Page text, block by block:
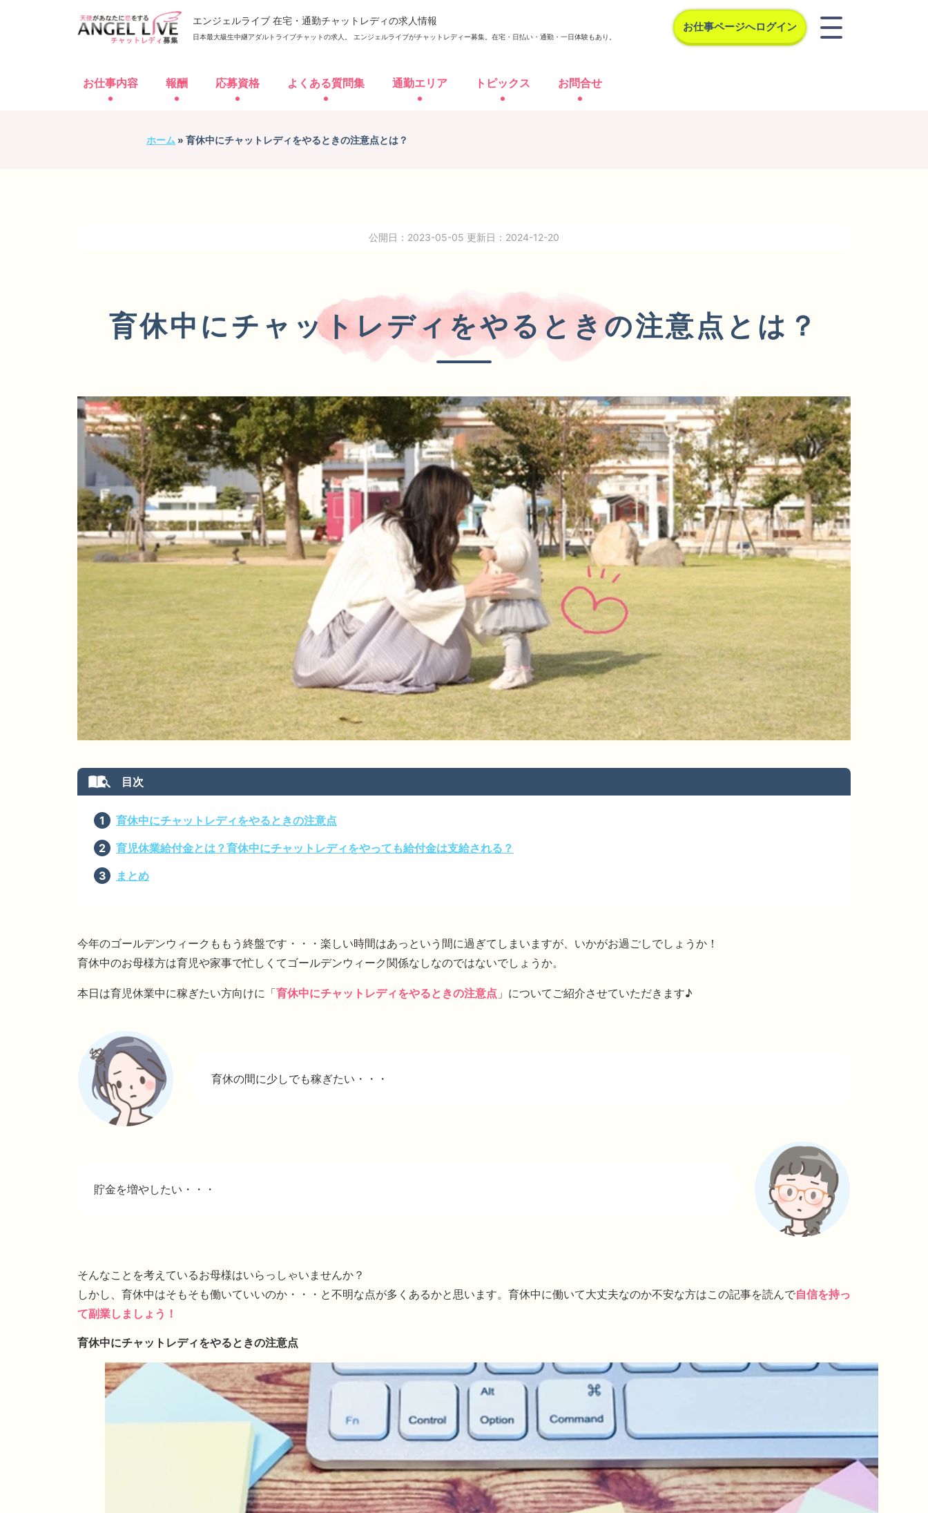
エンジェルライブ 在宅・通勤チャットレディの求人情報
日本最大級生中継アダルトライブチャットの求人。 エンジェルライブがチャットレディー募集。在宅・日払い・通勤・一日体験もあり。
お仕事ページへログイン
お仕事内容 報酬 応募資格 よくある質問集 通勤エリア トピックス お問合せ
メニュー
代理店・エージェント エンジェルライブ
ホーム » 育休中にチャットレディをやるときの注意点とは？
公開日：2023-05-05 更新日：2024-12-20
育休中にチャットレディをやるときの注意点とは？
育休中にチャットレディをやるときの注意点
育児休業給付金とは？育休中にチャットレディをやっても給付金は支給される？
まとめ
今年のゴールデンウィークももう終盤です・・・楽しい時間はあっという間に過ぎてしまいますが、いかがお過ごしでしょうか！
育休中のお母様方は育児や家事で忙しくてゴールデンウィーク関係なしなのではないでしょうか。
本日は育児休業中に稼ぎたい方向けに「育休中にチャットレディをやるときの注意点 」についてご紹介させていただきます♪
育休の間に少しでも稼ぎたい・・・
貯金を増やしたい・・・
そんなことを考えているお母様はいらっしゃいませんか？
しかし、育休中はそもそも働いていいのか・・・と不明な点が多くあるかと思います。育休中に働いて大丈夫なのか不安な方はこの記事を読んで自信を持っ
て副業しましょう！
育休中にチャットレディをやるときの注意点